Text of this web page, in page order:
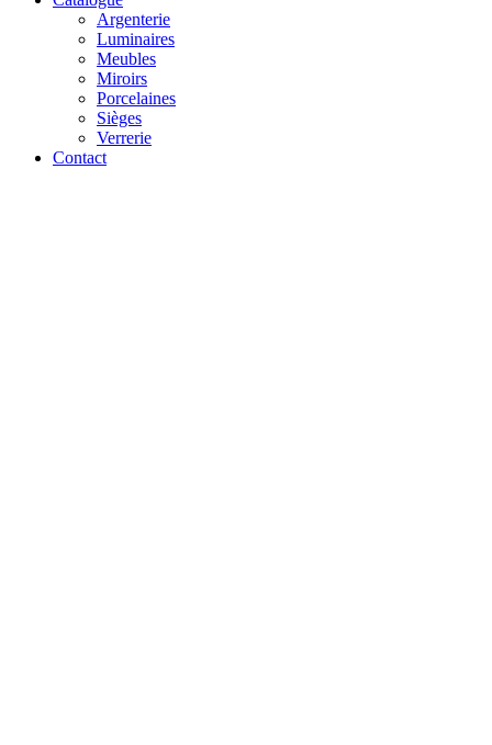
Argenterie
Luminaires
Meubles
Miroirs
Porcelaines
Sièges
Verrerie
Contact